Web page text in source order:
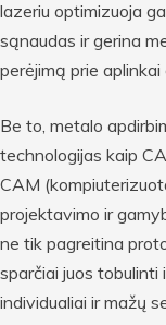
lazeriu optimizuoja
sąnaudas ir gerina
perėjimą prie
Be to, metalo
technologijas kaip
CAM
projektavimo ir
ne tik pagreitina
sparčiai juos
individualiai ir mažų